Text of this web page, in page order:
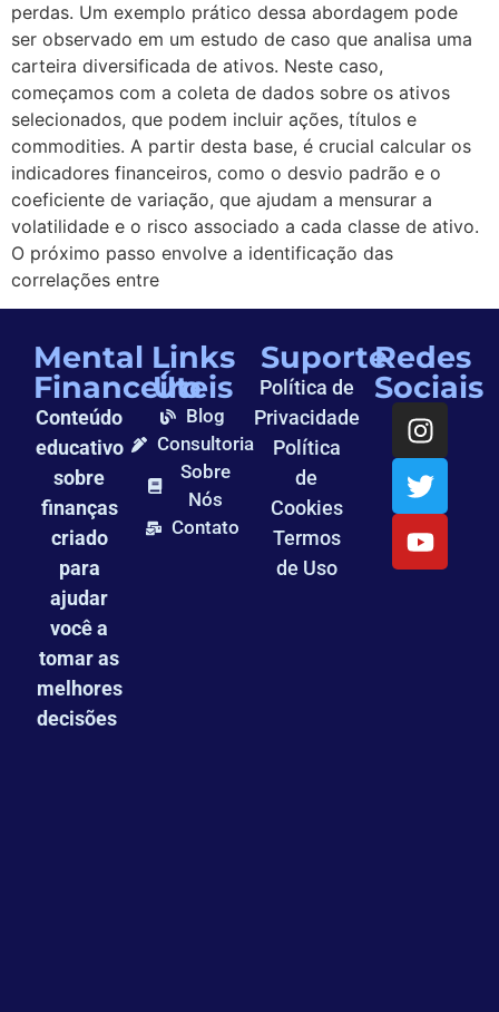
perdas. Um exemplo prático dessa abordagem pode
ser observado em um estudo de caso que analisa uma
carteira diversificada de ativos. Neste caso,
começamos com a coleta de dados sobre os ativos
selecionados, que podem incluir ações, títulos e
commodities. A partir desta base, é crucial calcular os
indicadores financeiros, como o desvio padrão e o
coeficiente de variação, que ajudam a mensurar a
volatilidade e o risco associado a cada classe de ativo.
O próximo passo envolve a identificação das
correlações entre
Mental
Financeiro
Conteúdo
educativo
sobre
finanças
criado
para
ajudar
você a
tomar as
melhores
decisões
Links
Úteis
Blog
Consultoria
Sobre
Nós
Contato
Suporte
Política de
Privacidade
Política
de
Cookies
Termos
de Uso
Redes
Sociais